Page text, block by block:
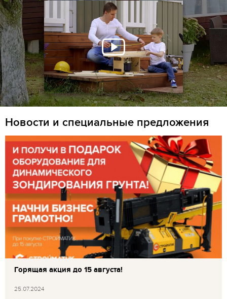
Новости и специальные предложения
Горящая акция до 15 августа!
25.07.2024